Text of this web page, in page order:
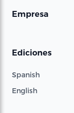
Empresa
Ediciones
Spanish
English